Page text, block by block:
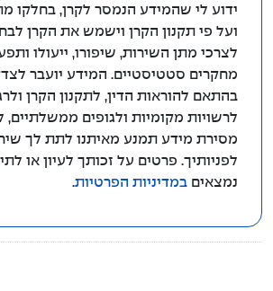
ידוע לי שהמידע הנמסר לקרן, בחלקו
ועל פי תקנון הקרן וישמש את הקרן
לצרכי מתן השירות, שיפורו, ייעולו
מחקרים סטטיסטיים. המידע יועבר
בהתאם להוראות הדין, לתקנון הקרן
לרשויות מקומיות ולגופים ממשלתיים,
מסירת מידע תמנע מאיתנו לתת לך
לפניותיך. פרטים על זכותך לעיון או
נמצאים במדיניות הפרטיות.